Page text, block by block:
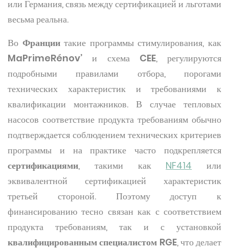
или Германия, связь между сертификацией и льготами
весьма реальна.
Во Франциитакие программы стимулирования, как
MaPrimeRénov’ и схема CEE, регулируются
подробными правилами отбора, порогами
технических характеристик и требованиями к
квалификации монтажников. В случае тепловых
насосов соответствие продукта требованиям обычно
подтверждается соблюдением технических критериев
программы и на практике часто подкрепляется
сертификациями, такими как NF414 или
эквивалентной сертификацией характеристик
третьей стороной. Поэтому доступ к
финансированию тесно связан как с соответствием
продукта требованиям, так и с установкой
квалифицированным специалистом RGE, что делает